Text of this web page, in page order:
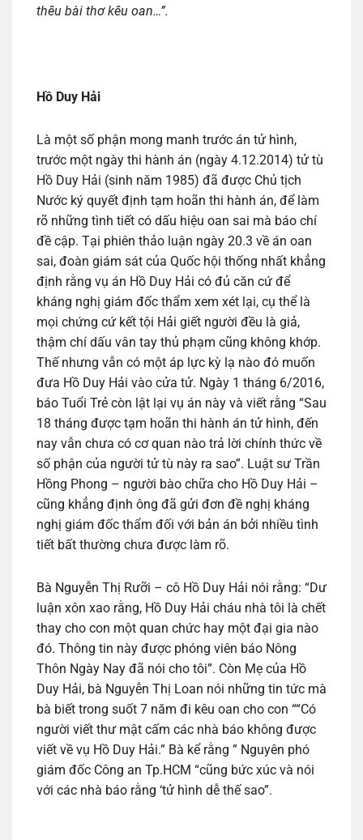
thêu bài thơ kêu oan…”.
Hồ Duy Hải
Là một số phận mong manh trước án tử hình,
trước một ngày thi hành án (ngày 4.12.2014) tử tù
Hồ Duy Hải (sinh năm 1985) đã được Chủ tịch
Nước ký quyết định tạm hoãn thi hành án, để làm
rõ những tình tiết có dấu hiệu oan sai mà báo chí
đề cập. Tại phiên thảo luận ngày 20.3 về án oan
sai, đoàn giám sát của Quốc hội thống nhất khẳng
định rằng vụ án Hồ Duy Hải có đủ căn cứ để
kháng nghị giám đốc thẩm xem xét lại, cụ thể là
mọi chứng cứ kết tội Hải giết người đều là giả,
thậm chí dấu vân tay thủ phạm cũng không khớp.
Thế nhưng vẫn có một áp lực kỳ lạ nào đó muốn
đưa Hồ Duy Hải vào cửa tử. Ngày 1 tháng 6/2016,
báo Tuổi Trẻ còn lật lại vụ án này và viết rằng “Sau
18 tháng được tạm hoãn thi hành án tử hình, đến
nay vẫn chưa có cơ quan nào trả lời chính thức về
số phận của người tử tù này ra sao”. Luật sư Trần
Hồng Phong – người bào chữa cho Hồ Duy Hải –
cũng khẳng định ông đã gửi đơn đề nghị kháng
nghị giám đốc thẩm đối với bản án bởi nhiều tình
tiết bất thường chưa được làm rõ.
Bà Nguyễn Thị Rưỡi – cô Hồ Duy Hải nói rằng: “Dư
luận xôn xao rằng, Hồ Duy Hải cháu nhà tôi là chết
thay cho con một quan chức hay một đại gia nào
đó. Thông tin này được phóng viên báo Nông
Thôn Ngày Nay đã nói cho tôi”. Còn Mẹ của Hồ
Duy Hải, bà Nguyễn Thị Loan nói những tin tức mà
bà biết trong suốt 7 năm đi kêu oan cho con ““Có
người viết thư mật cấm các nhà báo không được
viết về vụ Hồ Duy Hải.” Bà kể rằng ” Nguyên phó
giám đốc Công an Tp.HCM “cũng bức xúc và nói
với các nhà báo rằng ‘tử hình dễ thế sao”.